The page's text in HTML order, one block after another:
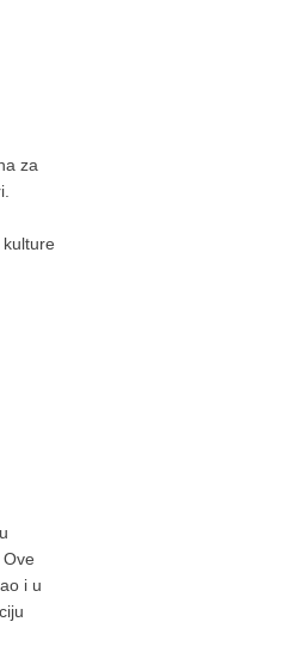
za
i u